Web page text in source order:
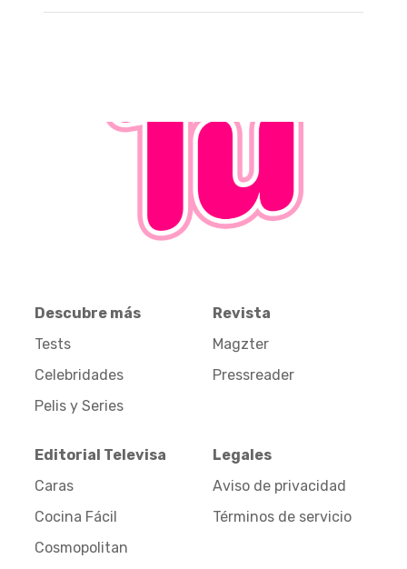
Descubre más
Tests
Celebridades
Pelis y Series
Revista
Magzter
Pressreader
Editorial Televisa
Caras
Cocina Fácil
Cosmopolitan
Legales
Aviso de privacidad
Términos de servicio